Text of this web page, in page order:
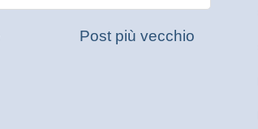
Post più vecchio